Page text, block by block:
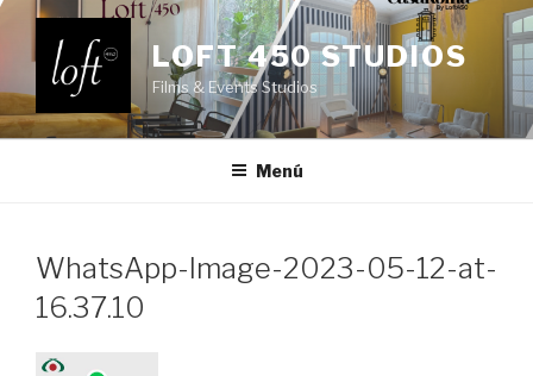
Saltar
contenido
LOFT 450 STUDIOS
Films & Events Studios
Menú
WhatsApp-Image-2023-05-12-at-
16.37.10